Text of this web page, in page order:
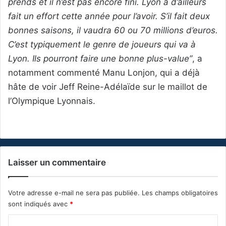
fait un effort cette année pour l’avoir. S’il fait deux
bonnes saisons, il vaudra 60 ou 70 millions d’euros.
C’est typiquement le genre de joueurs qui va à
Lyon. Ils pourront faire une bonne plus-value”, a
notamment commenté Manu Lonjon, qui a déjà
hâte de voir Jeff Reine-Adélaïde sur le maillot de
l’Olympique Lyonnais.
Laisser un commentaire
Votre adresse e-mail ne sera pas publiée. Les champs obligatoires
sont indiqués avec *